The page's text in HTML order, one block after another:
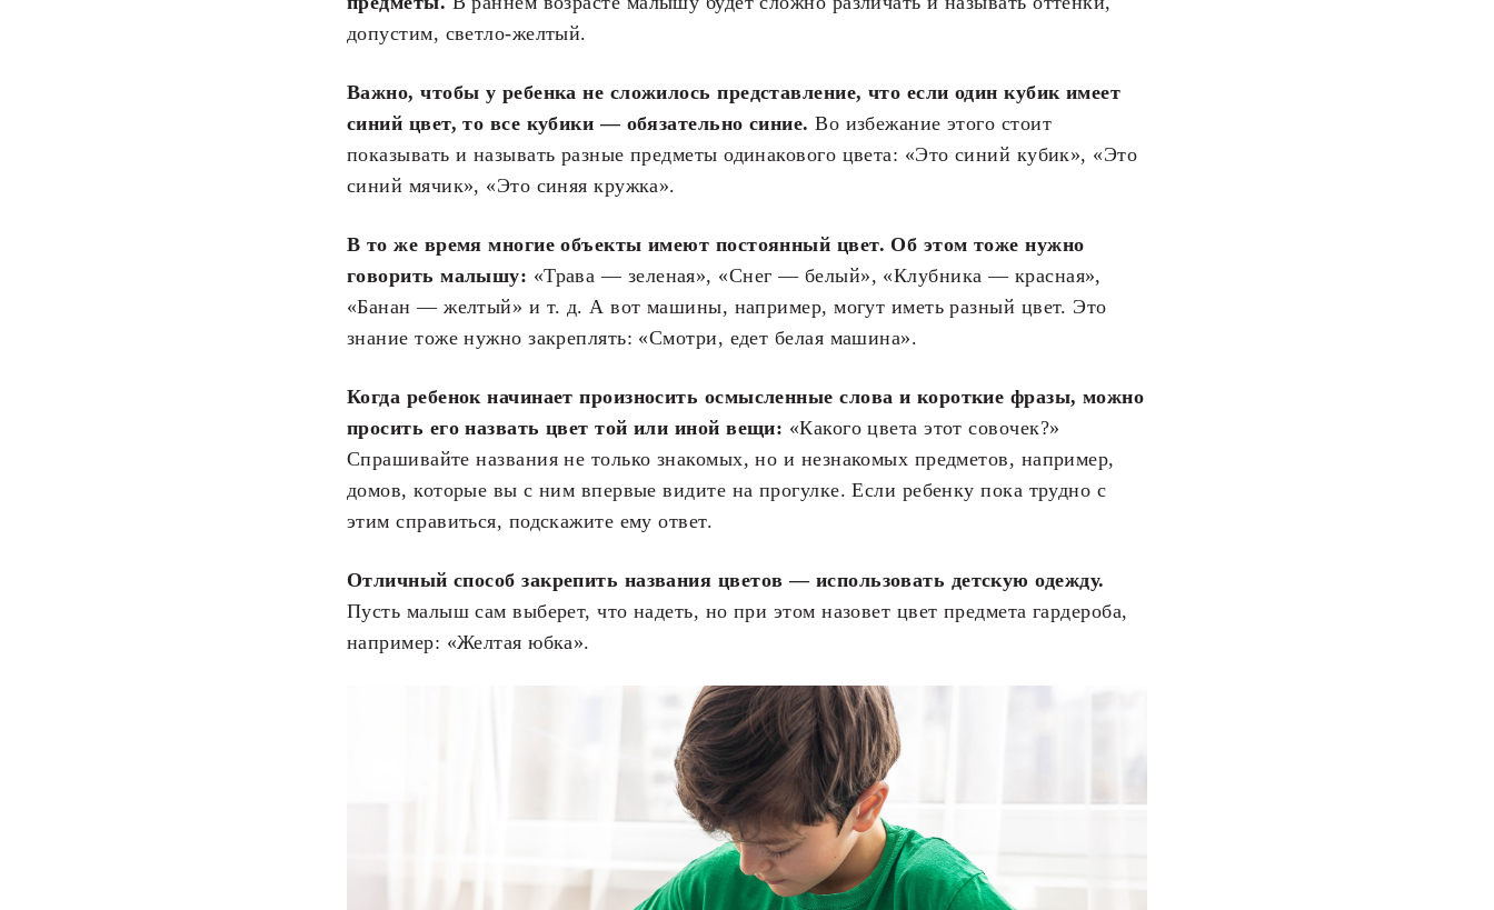
допустим, светло-желтый.
Важно, чтобы у ребенка не сложилось представление, что если один кубик имеет
синий цвет, то все кубики — обязательно синие. Во избежание этого стоит
показывать и называть разные предметы одинакового цвета: «Это синий кубик», «Это
синий мячик», «Это синяя кружка».
В то же время многие объекты имеют постоянный цвет. Об этом тоже нужно
говорить малышу: «Трава — зеленая», «Снег — белый», «Клубника — красная»,
«Банан — желтый» и т. д. А вот машины, например, могут иметь разный цвет. Это
знание тоже нужно закреплять: «Смотри, едет белая машина».
Когда ребенок начинает произносить осмысленные слова и короткие фразы, можно
просить его назвать цвет той или иной вещи: «Какого цвета этот совочек?»
Спрашивайте названия не только знакомых, но и незнакомых предметов, например,
домов, которые вы с ним впервые видите на прогулке. Если ребенку пока трудно с
этим справиться, подскажите ему ответ.
Отличный способ закрепить названия цветов — использовать детскую одежду.
Пусть малыш сам выберет, что надеть, но при этом назовет цвет предмета гардероба,
например: «Желтая юбка».